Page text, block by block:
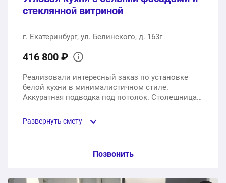
стеклянной витриной
г. Екатеринбург, ул. Белинского, д. 163г
416 800 ₽
Реализовали интересный заказ по установке
белой кухни в минималистичном стиле.
Аккуратная подводка под потолок. Столешница
вместе с техникой. Цена указана за весь объект,
включая столешницу и технику.
Развернуть смету
Пункт сметы / Ед. изм. / Цена
Кухонный гарнитур под размеры заказчика
Позвонить